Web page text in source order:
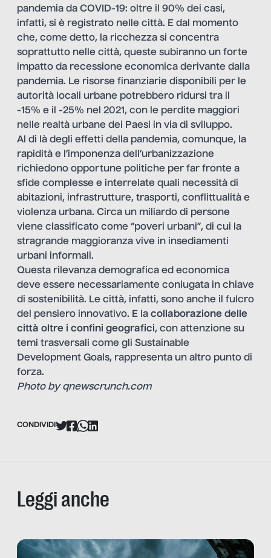
pandemia da COVID-19: oltre il 90% dei casi,
infatti, si è registrato nelle città. E dal momento
che, come detto, la ricchezza si concentra
soprattutto nelle città, queste subiranno un forte
impatto da recessione economica derivante dalla
pandemia. Le risorse finanziarie disponibili per le
autorità locali urbane potrebbero ridursi tra il
-15% e il -25% nel 2021, con le perdite maggiori
nelle realtà urbane dei Paesi in via di sviluppo.
Al di là degli effetti della pandemia, comunque, la
rapidità e l’imponenza dell’urbanizzazione
richiedono opportune politiche per far fronte a
sfide complesse e interrelate quali necessità di
abitazioni, infrastrutture, trasporti, conflittualità e
violenza urbana. Circa un miliardo di persone
viene classificato come “poveri urbani”, di cui la
stragrande maggioranza vive in insediamenti
urbani informali.
Questa rilevanza demografica ed economica
deve essere necessariamente coniugata in chiave
di sostenibilità. Le città, infatti, sono anche il fulcro
del pensiero innovativo. E la collaborazione delle
città oltre i confini geografici, con attenzione su
temi trasversali come gli Sustainable
Development Goals, rappresenta un altro punto di
forza.
Photo by qnewscrunch.com
CONDIVIDI
Leggi anche